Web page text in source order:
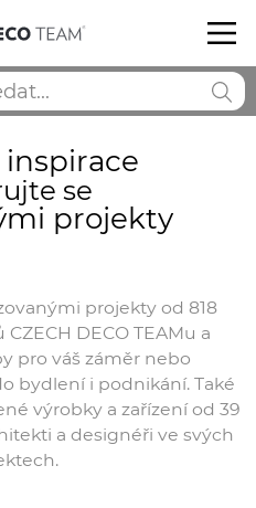
se
projekty
projekty od 818
DECO TEAMu a
pro váš záměr nebo
bydlení i podnikání. Také
výrobky a zařízení od 39
a designéři ve svých